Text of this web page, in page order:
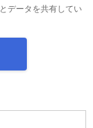
データを共有してい